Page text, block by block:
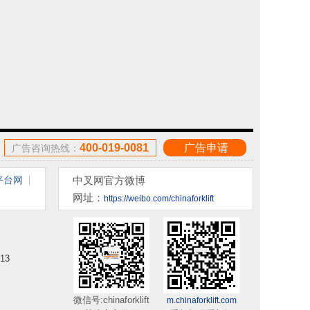
广告咨询热线： 400-019-0081 广告申请
台网
中叉网官方微博
网址： https://weibo.com/chinaforklift
微信号:chinaforklift
m.chinaforklift.com